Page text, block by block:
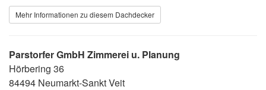
Mehr Informationen zu diesem Dachdecker
Parstorfer GmbH Zimmerei u. Planung
Hörbering 36
84494 Neumarkt-Sankt Veit